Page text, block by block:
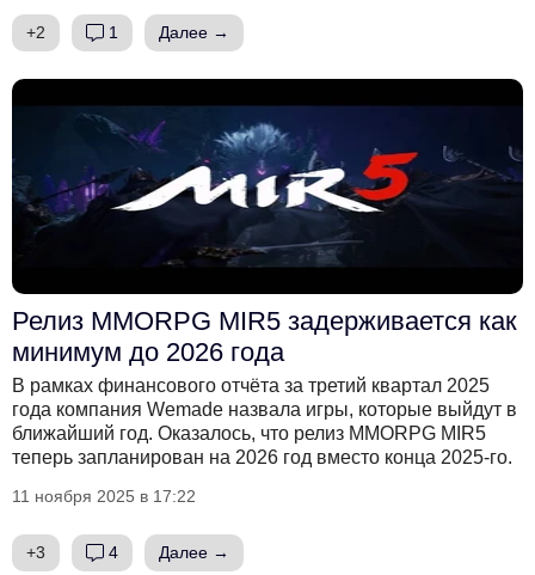
+2 1 Далее →
Релиз MMORPG MIR5 задерживается как
минимум до 2026 года
В рамках финансового отчёта за третий квартал 2025
года компания Wemade назвала игры, которые выйдут в
ближайший год. Оказалось, что релиз MMORPG MIR5
теперь запланирован на 2026 год вместо конца 2025-го.
11 ноября 2025 в 17:22
+3 4 Далее →